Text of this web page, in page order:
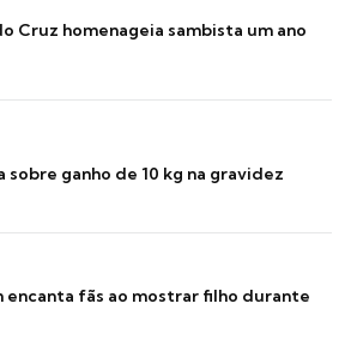
Cruz homenageia sambista um ano
sobre ganho de 10 kg na gravidez
encanta fãs ao mostrar filho durante